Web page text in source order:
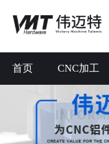
首页 CNC加工